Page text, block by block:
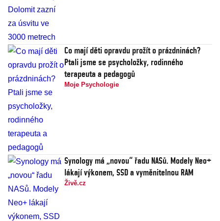
Co mají děti opravdu prožít o prázdninách?
Ptali jsme se psycholožky, rodinného
terapeuta a pedagogů
Moje Psychologie
Synology má „novou“ řadu NASů. Modely Neo+
lákají výkonem, SSD a vyměnitelnou RAM
Živě.cz